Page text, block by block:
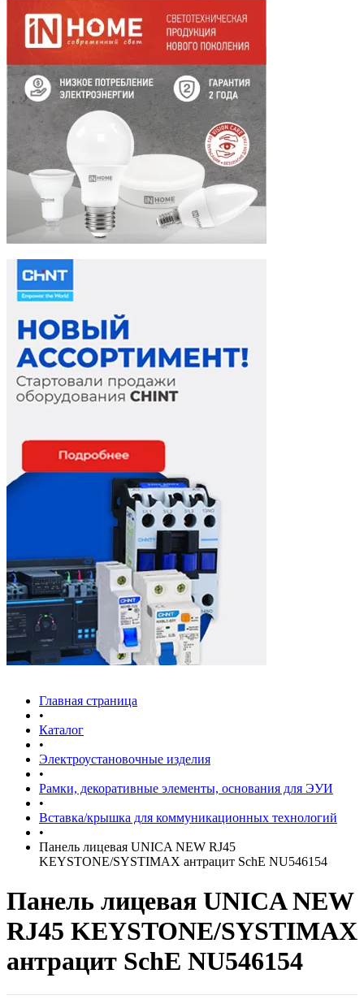
Главная страница
•
Каталог
•
Электроустановочные изделия
•
Рамки, декоративные элементы, основания для ЭУИ
•
Вставка/крышка для коммуникационных технологий
•
Панель лицевая UNICA NEW RJ45
KEYSTONE/SYSTIMAX антрацит SchE NU546154
Панель лицевая UNICA NEW
RJ45 KEYSTONE/SYSTIMAX
антрацит SchE NU546154